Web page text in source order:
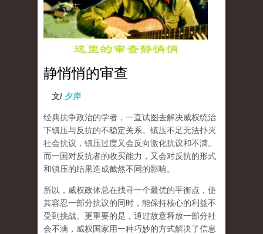
静悄悄的审查
文/ 夕岸
经典抗争政治的学者，一直试图去解决威权统治
下镇压与反抗的不稳定关系。镇压不足无法扑灭
社会抗议，镇压过度又会反向激化抗议和不满。
而一国对反抗者的收买能力，又会对反抗的形式
和镇压的结果造成截然不同的影响。
所以，威权政体总在找寻一个最优的平衡点，使
其容忍一部分抗议的同时，能保持核心的利益不
受到挑战。更重要的是，通过故意释放一部分社
会不满，威权国家用一种巧妙的方式解决了信息